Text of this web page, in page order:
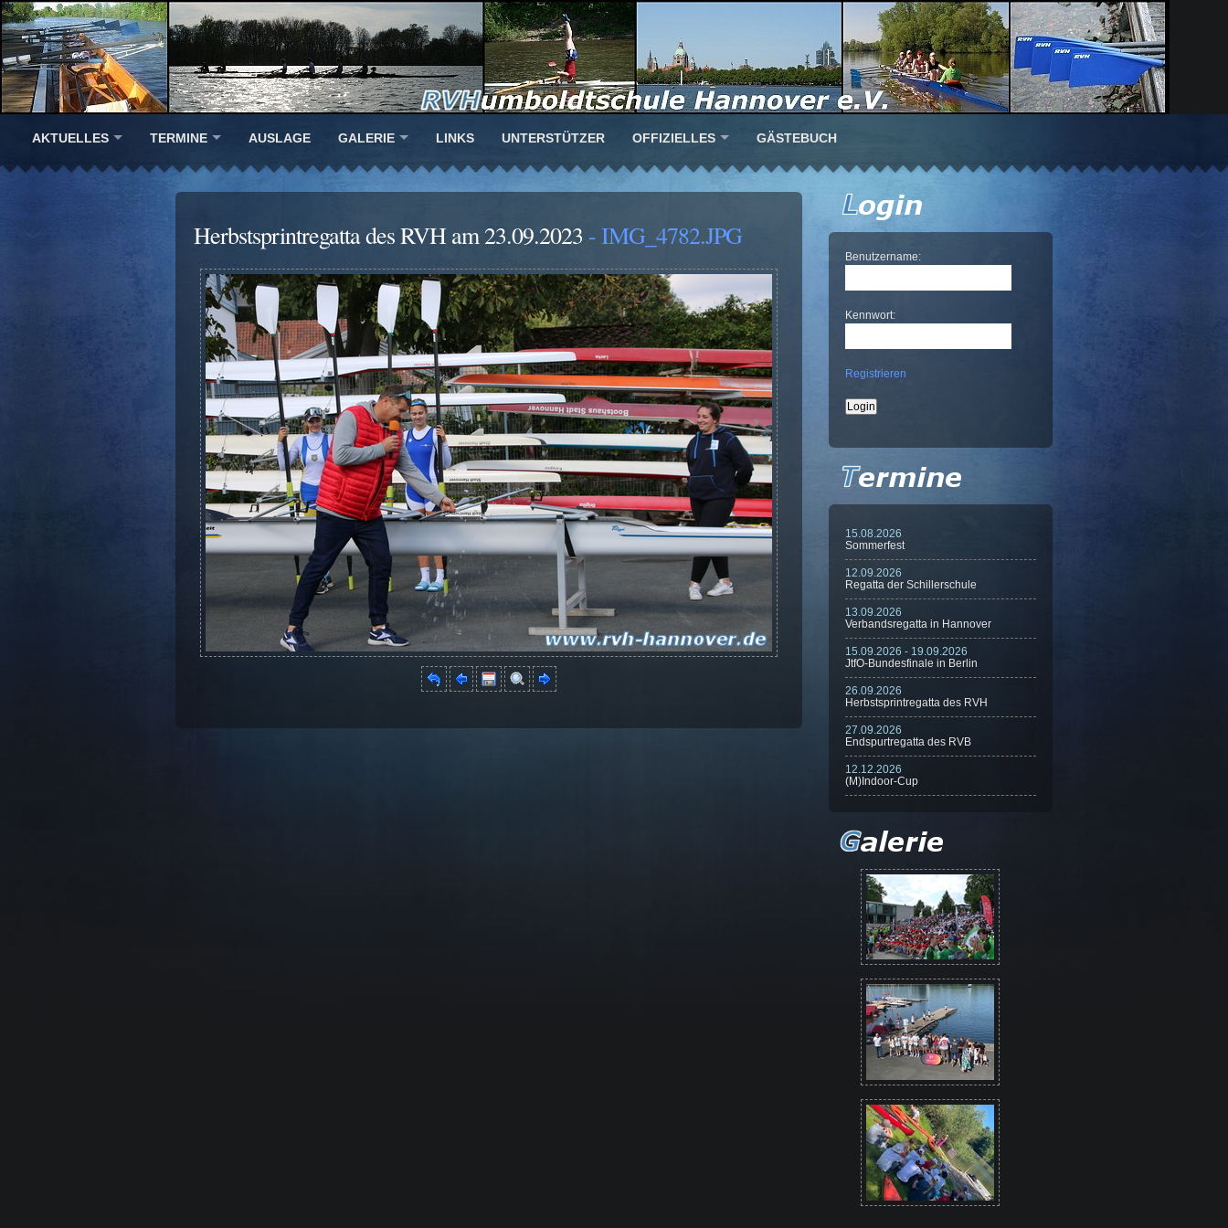
AKTUELLES TERMINE AUSLAGE GALERIE LINKS UNTERSTÜTZER OFFIZIELLES GÄSTEBUCH
Herbstsprintregatta des RVH am 23.09.2023 - IMG_4782.JPG
Benutzername:
Kennwort:
Registrieren
15.08.2026
Sommerfest
12.09.2026
Regatta der Schillerschule
13.09.2026
Verbandsregatta in Hannover
15.09.2026 - 19.09.2026
JtfO-Bundesfinale in Berlin
26.09.2026
Herbstsprintregatta des RVH
27.09.2026
Endspurtregatta des RVB
12.12.2026
(M)Indoor-Cup